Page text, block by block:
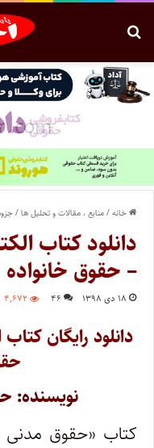
خانه/منابع ، مقالات و تحلیل ها/
– حقوق خانواده
۱۸ دی ۱۳۹۸ ۴۶ ۴,۶۷۲